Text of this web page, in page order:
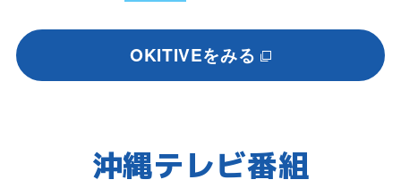
OKITIVEをみる
沖縄テレビ番組